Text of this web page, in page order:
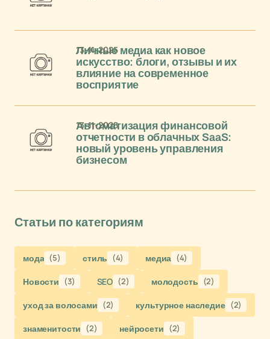
Личные медиа как новое
искусство: блоги, отзывы и их
влияние на современное
восприятие
13-11-2025
Автоматизация финансовой
отчетности в облачных SaaS:
новый уровень управления
бизнесом
13-11-2025
Статьи по категориям
мода (5) стиль (4) медиа (4)
Новости (3) SEO (2) молодость (2)
уход за волосами (2) культурное наследие (2)
знаменитости (2) нейросети (2)